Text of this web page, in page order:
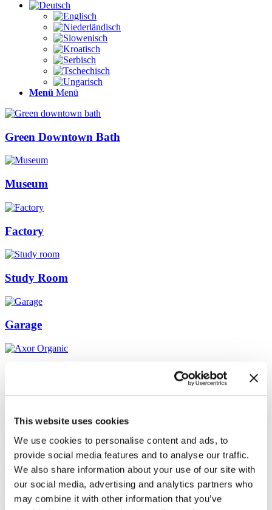
This website uses cookies
We use cookies to personalise content and ads, to
provide social media features and to analyse our traffic.
We also share information about your use of our site with
our social media, advertising and analytics partners who
may combine it with other information that you’ve
Menü Menü
Green Downtown Bath
Museum
Factory
Study Room
Garage
Foto Filter
Open Space